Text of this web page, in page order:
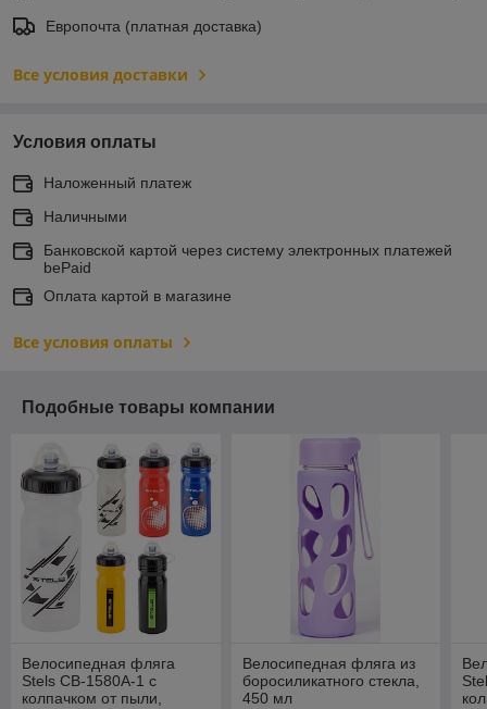
Европочта (платная доставка)
Все условия доставки
Условия оплаты
Наложенный платеж
Наличными
Банковской картой через систему электронных платежей
bePaid
Оплата картой в магазине
Все условия оплаты
Подобные товары компании
Велосипедная фляга
Stels CB-1580A-1 с
колпачком от пыли,
Велосипедная фляга из
боросиликатного стекла,
450 мл